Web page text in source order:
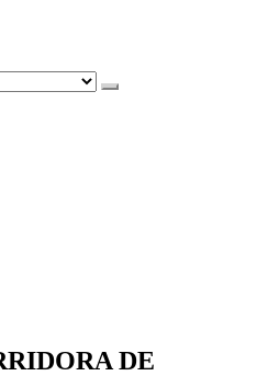
– Joaquín Requena 2459
DE